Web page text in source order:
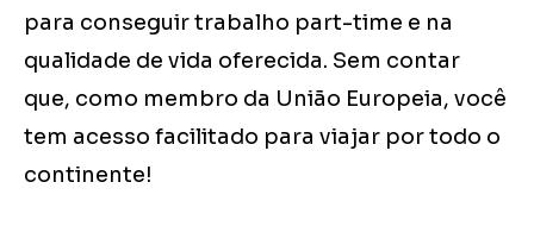
para conseguir trabalho part-time e na
qualidade de vida oferecida. Sem contar
que, como membro da União Europeia, você
tem acesso facilitado para viajar por todo o
continente!